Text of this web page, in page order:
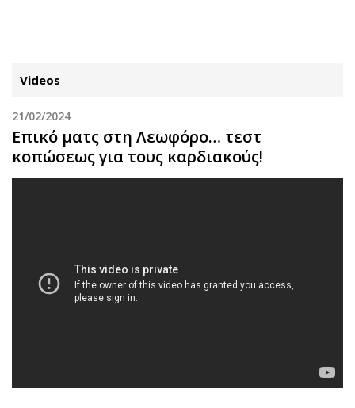
ΚΑΤΗΓΟΡΙΕΣ ΣΥΝΔΕΣΗ
Κύπρος
Εκλογές 2024
Προεδρικές 2023
Κύπρος
Απόψεις
Ενοικιάζονται
Νέα
Videos
21/02/2024
Επικό ματς στη Λεωφόρο… τεστ
κοπώσεως για τους καρδιακούς!